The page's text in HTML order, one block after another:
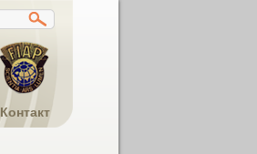
Контакт